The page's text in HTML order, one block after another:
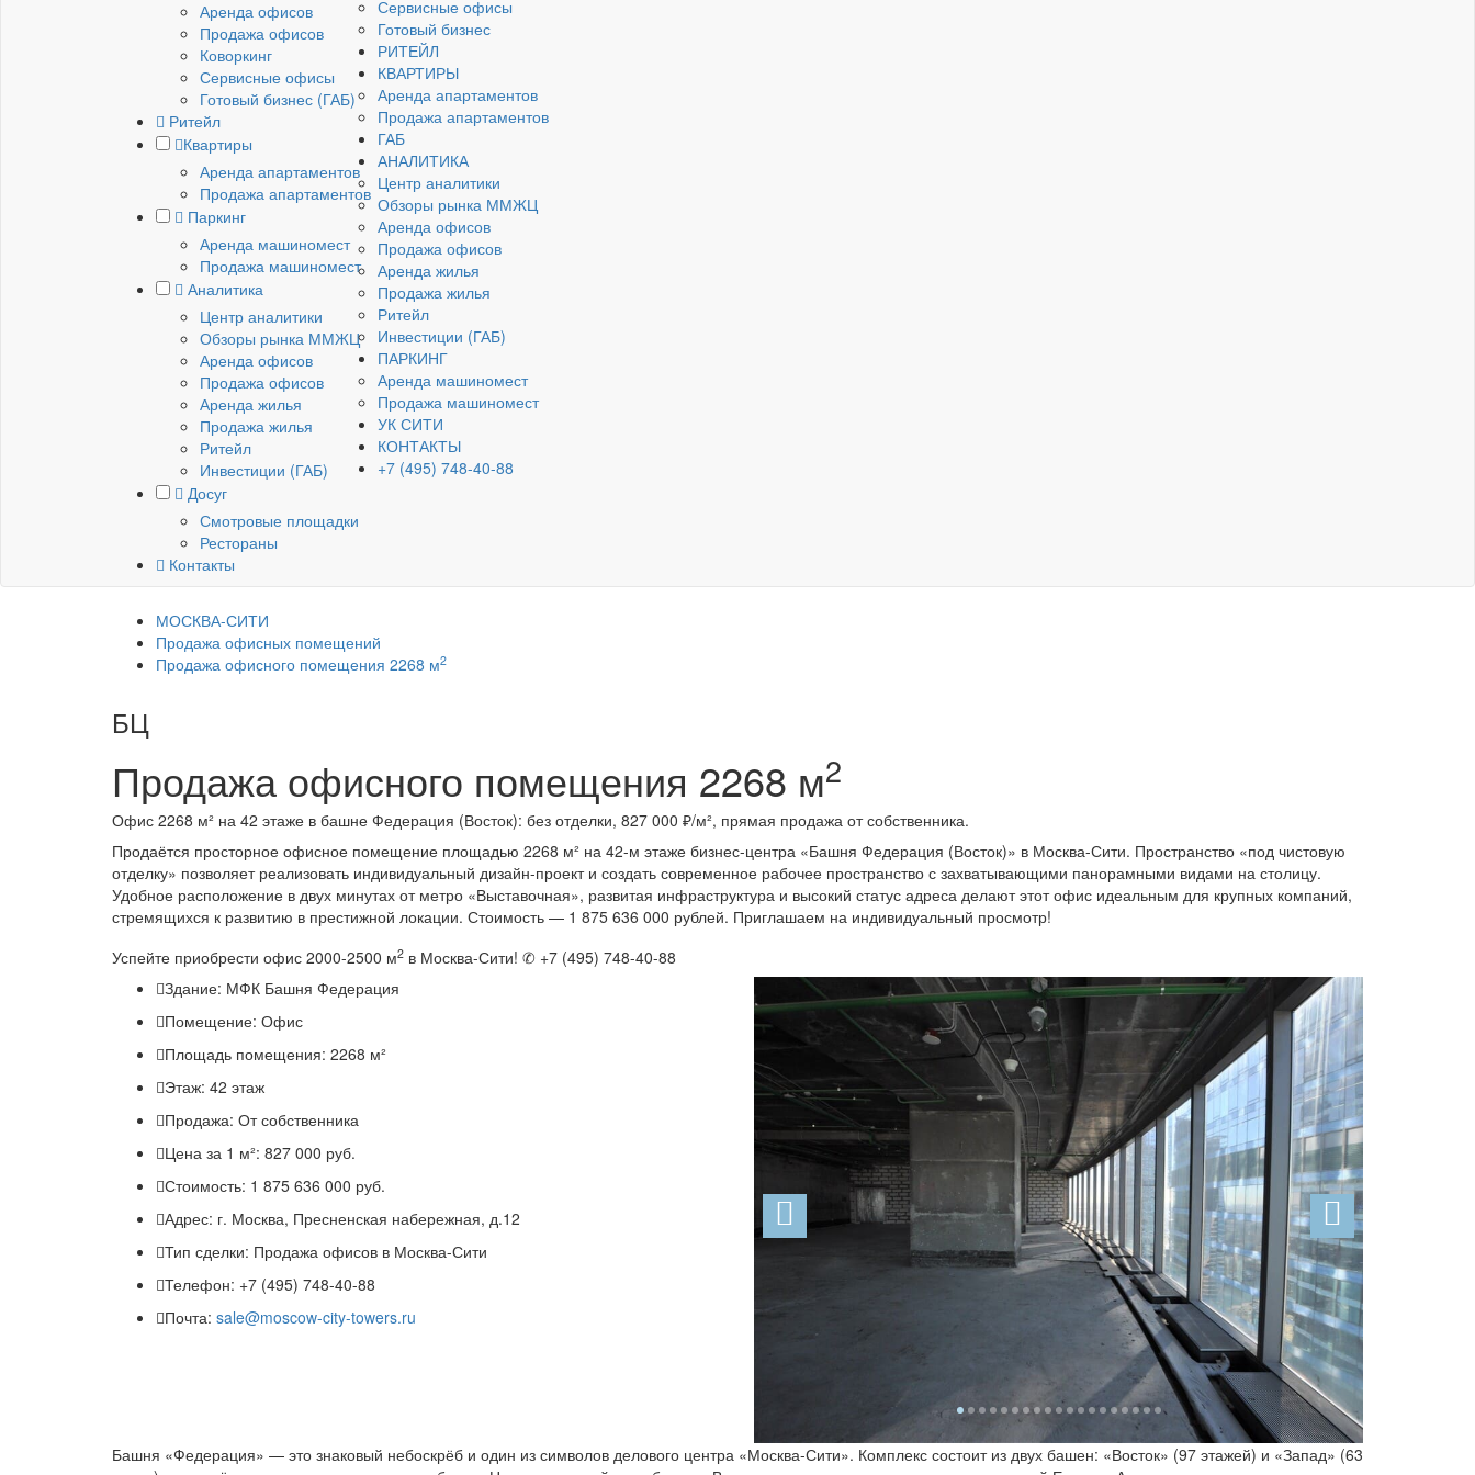
Аренда офисов
Продажа офисов
Коворкинг
Сервисные офисы
Готовый бизнес (ГАБ)
Ритейл
Квартиры
Аренда апартаментов
Продажа апартаментов
Паркинг
Аренда машиномест
Продажа машиномест
Аналитика
Центр аналитики
Обзоры рынка ММЖЦ
Аренда офисов
Продажа офисов
Аренда жилья
Продажа жилья
Ритейл
Инвестиции (ГАБ)
Досуг
Смотровые площадки
Рестораны
Контакты
Сервисные офисы
Готовый бизнес
РИТЕЙЛ
КВАРТИРЫ
Аренда апартаментов
Продажа апартаментов
ГАБ
АНАЛИТИКА
Центр аналитики
Обзоры рынка ММЖЦ
Аренда офисов
Продажа офисов
Аренда жилья
Продажа жилья
Ритейл
Инвестиции (ГАБ)
ПАРКИНГ
Аренда машиномест
Продажа машиномест
УК СИТИ
КОНТАКТЫ
+7 (495) 748-40-88
МОСКВА-СИТИ
Продажа офисных помещений
Продажа офисного помещения 2268 м2
БЦ
Продажа офисного помещения 2268 м2
Офис 2268 м² на 42 этаже в башне Федерация (Восток): без отделки, 827 000 ₽/м², прямая продажа от собственника.
Продаётся просторное офисное помещение площадью 2268 м² на 42-м этаже бизнес-центра «Башня Федерация (Восток)» в Москва-Сити. Пространство «под чистовую
отделку» позволяет реализовать индивидуальный дизайн-проект и создать современное рабочее пространство с захватывающими панорамными видами на столицу.
Удобное расположение в двух минутах от метро «Выставочная», развитая инфраструктура и высокий статус адреса делают этот офис идеальным для крупных компаний,
стремящихся к развитию в престижной локации. Стоимость — 1 875 636 000 рублей. Приглашаем на индивидуальный просмотр!
Успейте приобрести офис 2000-2500 м2 в Москва-Сити! ✆ +7 (495) 748-40-88
Здание: МФК Башня Федерация
Помещение: Офис
Площадь помещения: 2268 м²
Этаж: 42 этаж
Продажа: От собственника
Цена за 1 м²: 827 000 руб.
Стоимость: 1 875 636 000 руб.
Адрес: г. Москва, Пресненская набережная, д.12
Тип сделки: Продажа офисов в Москва-Сити
Телефон: +7 (495) 748-40-88
Почта: sale@moscow-city-towers.ru
Previous Next
Башня «Федерация» — это знаковый небоскрёб и один из символов делового центра «Москва-Сити». Комплекс состоит из двух башен: «Восток» (97 этажей) и «Запад» (63